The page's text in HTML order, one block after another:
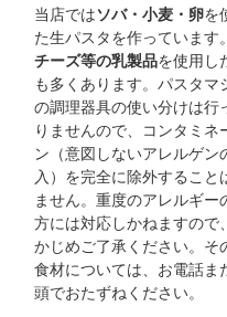
当店ではソバ・小麦・卵を
た生パスタを作っています
チーズ等の乳製品を使用し
も多くあります。パスタマ
の調理器具の使い分けは行
りませんので、コンタミネ
ン（意図しないアレルゲン
入）を完全に除外すること
ません。重度のアレルギー
方には対応しかねますので
かじめご了承ください。そ
食材については、お電話ま
頭でおたずねください。